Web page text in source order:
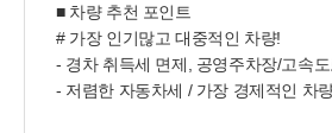
■ 차량 추천 포인트
# 가장 인기많고 대중적인 차량!
- 경차 취득세 면제, 공영주차장/고속
- 저렴한 자동차세 / 가장 경제적인 차